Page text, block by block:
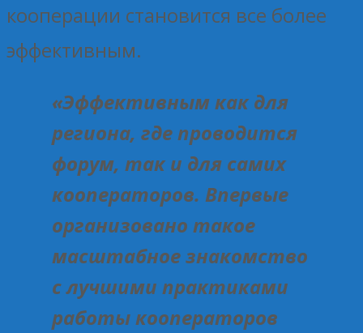
кооперации становится все более
эффективным.
«Эффективным как для
региона, где проводится
форум, так и для самих
кооператоров. Впервые
организовано такое
масштабное знакомство
с лучшими практиками
работы кооператоров